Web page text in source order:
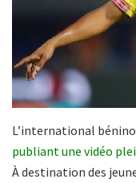
L’international
publiant une vidéo
À destination des